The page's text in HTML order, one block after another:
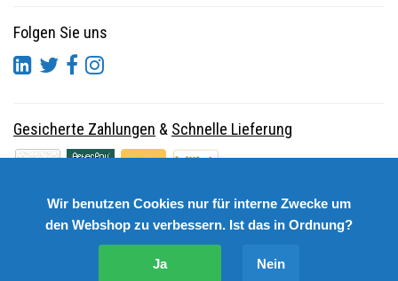
Folgen Sie uns
Gesicherte Zahlungen & Schnelle Lieferung
Wir benutzen Cookies nur für interne Zwecke um
den Webshop zu verbessern. Ist das in Ordnung?
Ja Nein